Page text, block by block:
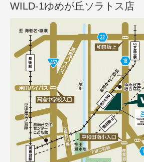
WILD-1ゆめが丘ソラトス店